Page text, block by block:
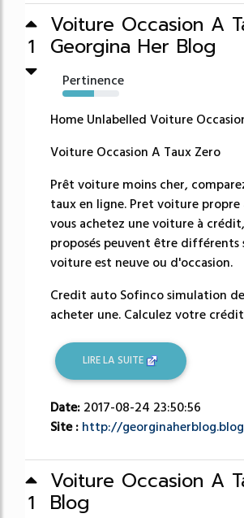
1
Voiture Occasion A
Georgina Her Blog
Pertinence
56%
Home Unlabelled Voiture
Voiture Occasion A Taux Zero
Prêt voiture moins cher,
taux en ligne. Pret voiture propre
vous achetez une voiture à
proposés peuvent être différents
voiture est neuve ou d'occasion.
Credit auto Sofinco simulation
acheter une. Calculez votre
LIRE LA SUITE
Date: 2017-08-24 23:50:56
Site : http://
1
Voiture Occasion A
Blog